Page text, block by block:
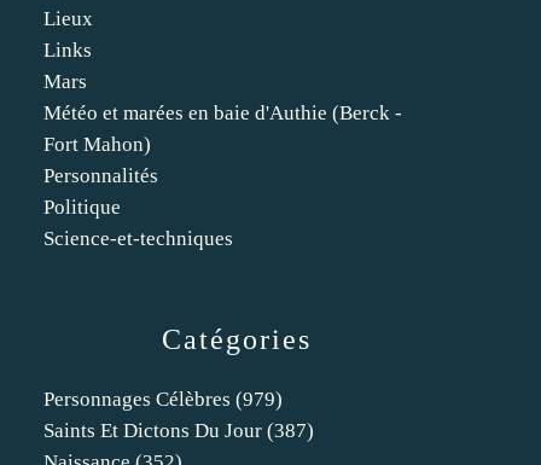
Catégories
Personnages Célèbres (979)
Saints Et Dictons Du Jour (387)
Lieux
Links
Mars
Météo et marées en baie d'Authie (Berck -
Fort Mahon)
Personnalités
Politique
Science-et-techniques